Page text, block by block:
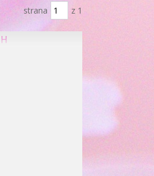
strana z 1